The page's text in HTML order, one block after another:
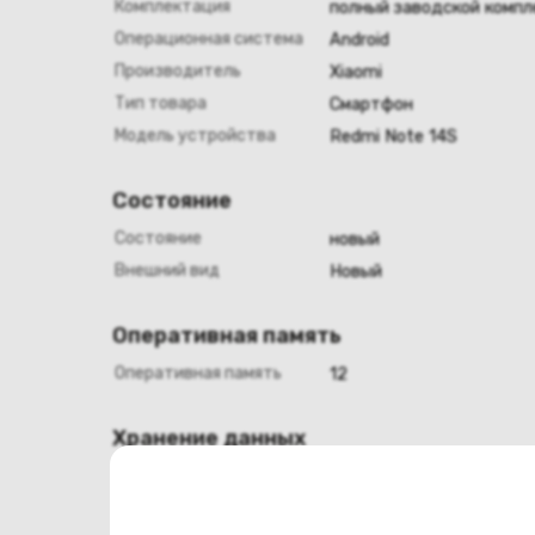
Комплектация
полный заводской
Операционная система
Android
Производитель
Xiaomi
Тип товара
Смартфон
Модель устройства
Redmi Note 14S
Состояние
Состояние
новый
Внешний вид
Новый
Оперативная память
Оперативная память 12
Хранение данных